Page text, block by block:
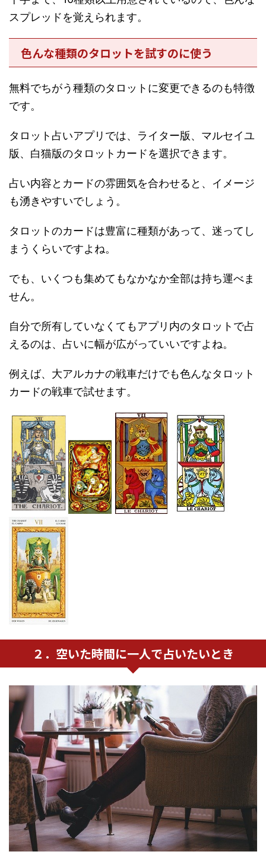
スプレッドを覚えられます。
色んな種類のタロットを試すのに使う
無料でちがう種類のタロットに変更できるのも特徴
です。
タロット占いアプリでは、ライター版、マルセイユ
版、白猫版のタロットカードを選択できます。
占い内容とカードの雰囲気を合わせると、イメージ
も湧きやすいでしょう。
タロットのカードは豊富に種類があって、迷ってし
まうくらいですよね。
でも、いくつも集めてもなかなか全部は持ち運べま
せん。
自分で所有していなくてもアプリ内のタロットで占
えるのは、占いに幅が広がっていいですよね。
例えば、大アルカナの戦車だけでも色んなタロット
カードの戦車で試せます。
２．空いた時間に一人で占いたいとき